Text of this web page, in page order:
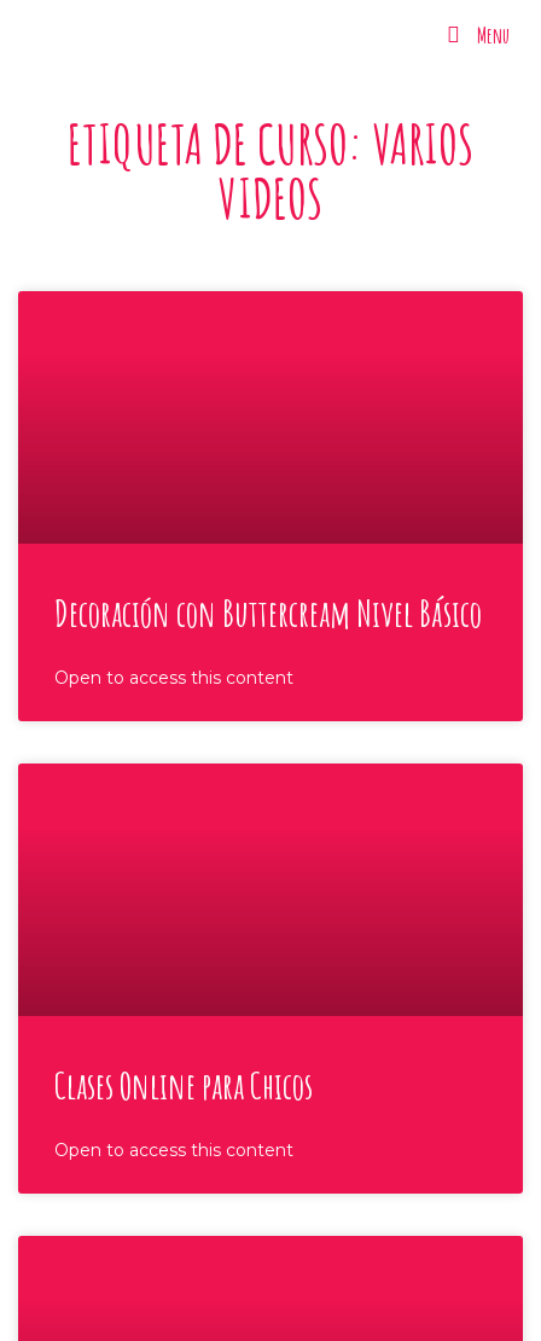
Menu
Menu
ETIQUETA DE CURSO: VARIOS
VIDEOS
Decoración con Buttercream Nivel Básico
Open to access this content
Clases Online para Chicos
Open to access this content